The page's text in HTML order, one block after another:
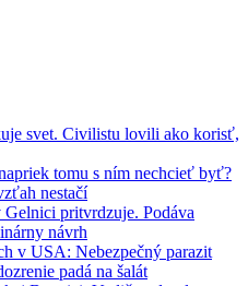
svet. Civilistu lovili ako korisť,
tomu s ním nechcieť byť?
nestačí
pritvrdzuje. Podáva
návrh
v USA: Nebezpečný parazit
padá na šalát